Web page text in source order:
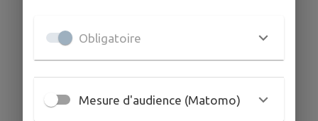
Obligatoire
Mesure d'audience (Matomo)